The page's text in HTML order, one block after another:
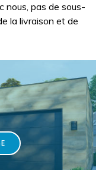
nous, pas de sous-
la livraison et de